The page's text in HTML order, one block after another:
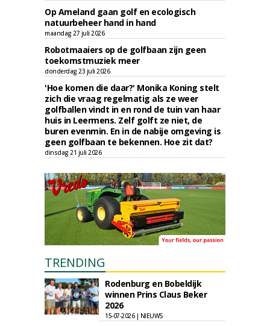
Op Ameland gaan golf en ecologisch
natuurbeheer hand in hand
maandag 27 juli 2026
Robotmaaiers op de golfbaan zijn geen
toekomstmuziek meer
donderdag 23 juli 2026
'Hoe komen die daar?' Monika Koning stelt
zich die vraag regelmatig als ze weer
golfballen vindt in en rond de tuin van haar
huis in Leermens. Zelf golft ze niet, de
buren evenmin. En in de nabije omgeving is
geen golfbaan te bekennen. Hoe zit dat?
dinsdag 21 juli 2026
TRENDING
Rodenburg en Bobeldijk
winnen Prins Claus Beker
2026
15-07-2026 | NIEUWS